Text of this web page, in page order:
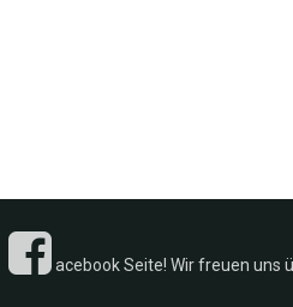
acebook Seite! Wir freuen uns